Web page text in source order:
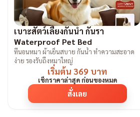
เบาะสัตว์เลี้ยงกันน้ำ กันรา
Waterproof Pet Bed
ที่นอนหมา ผ้าเย็นสบาย กันน้ำ ทำความสะอาด
ง่าย รองรับถึงหมาใหญ่
เริ่มต้น 369 บาท
เช็กราคาล่าสุด ก่อนของหมด
สั่งเลย